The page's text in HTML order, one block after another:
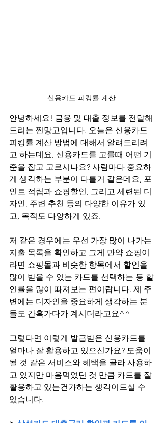
신용카드 피킹률 계산
안녕하세요! 금융 및 대출 정보를 전달해
드리는 찐망고입니다. 오늘은 신용카드
피킹률 계산 방법에 대해서 알려드리려
고 하는데요, 신용카드를 고를때 어떤 기
준을 잡고 고르시나요? 사람마다 중요하
게 생각하는 부분이 다를거 같은데요, 포
인트 적립과 쇼핑할인, 그리고 세련된 디
자인, 주변 추천 등의 다양한 이유가 있
고, 목적도 다양하게 있죠.
저 같은 경우에는 우선 가장 많이 나가는
지출 목록을 확인하고 그게 만약 쇼핑이
라면 쇼핑몰과 비슷한 항목에서 할인을
많이 받을 수 있는 카드를 선택하는 등 할
인률을 많이 따져보는 편이랍니다. 제 주
변에는 디자인을 중요하게 생각하는 분
들도 간혹가다가 계시더라고요^^
그렇다면 이렇게 발급받은 신용카드를
얼마나 잘 활용하고 있으신가요? 도움이
될 것 같은 서비스와 혜택을 골라 사용하
고 있지만 마음먹었던 것 만큼 카드를 잘
활용하고 있는건가하는 생각이드실 수
있습니다.